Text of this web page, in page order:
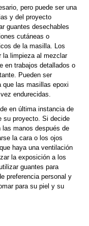
pero puede ser una
y del proyecto
guantes desechables
cutáneas o
de la masilla. Los
la limpieza al mezclar
en trabajos detallados o
Pueden ser
que las masillas epoxi
endurecidas.
en última instancia de
su proyecto. Si decide
las manos después de
la cara o los ojos
haya una ventilación
la exposición a los
guantes para
preferencia personal y
para su piel y su